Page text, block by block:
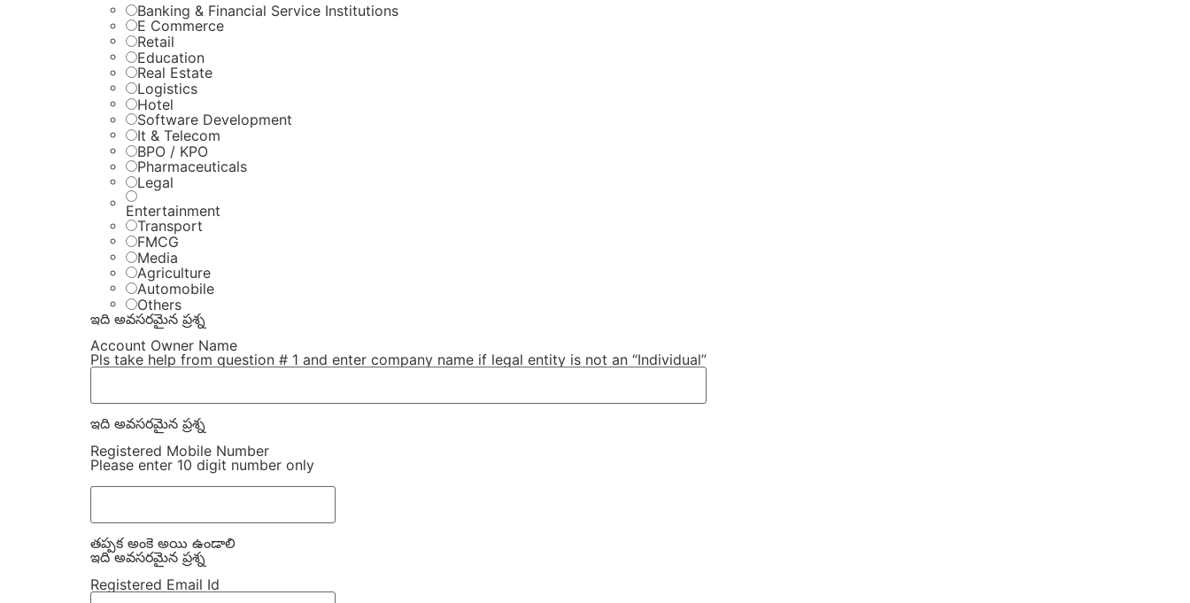
Banking & Financial Service Institutions
E Commerce
Retail
Education
Real Estate
Logistics
Hotel
Software Development
It & Telecom
BPO / KPO
Pharmaceuticals
Legal
Entertainment
Transport
FMCG
Media
Agriculture
Automobile
Others
ఇది అవసరమైన ప్రశ్న
Account Owner Name
Pls take help from question # 1 and enter company name if legal entity is not an “Individual”
ఇది అవసరమైన ప్రశ్న
Registered Mobile Number
Please enter 10 digit number only
తప్పక అంకె అయి ఉండాలి
ఇది అవసరమైన ప్రశ్న
Registered Email Id